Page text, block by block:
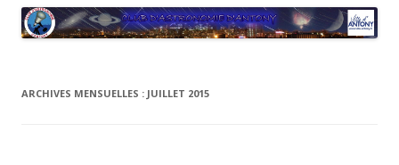
ARCHIVES MENSUELLES : JUILLET 2015